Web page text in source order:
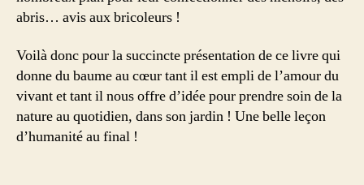
abris… avis aux bricoleurs !
Voilà donc pour la succincte présentation de ce livre qui
donne du baume au cœur tant il est empli de l’amour du
vivant et tant il nous offre d’idée pour prendre soin de la
nature au quotidien, dans son jardin ! Une belle leçon
d’humanité au final !